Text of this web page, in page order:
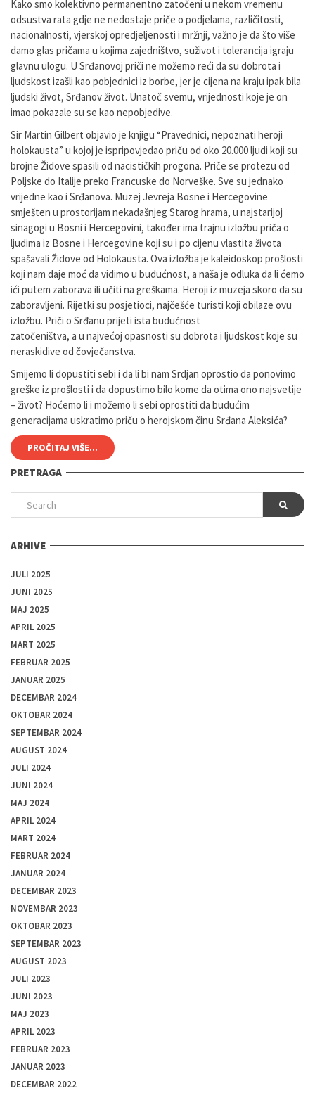
Kako smo kolektivno permanentno zatočeni u nekom vremenu
odsustva rata gdje ne nedostaje priče o podjelama, različitosti,
nacionalnosti, vjerskoj opredjeljenosti i mržnji, važno je da što više
damo glas pričama u kojima zajedništvo, suživot i tolerancija igraju
glavnu ulogu. U Srđanovoj priči ne možemo reći da su dobrota i
ljudskost izašli kao pobjednici iz borbe, jer je cijena na kraju ipak bila
ljudski život, Srđanov život. Unatoč svemu, vrijednosti koje je on
imao pokazale su se kao nepobjedive.
Sir Martin Gilbert objavio je knjigu “Pravednici, nepoznati heroji
holokausta” u kojoj je ispripovjedao priču od oko 20.000 ljudi koji su
brojne Židove spasili od nacističkih progona. Priče se protezu od
Poljske do Italije preko Francuske do Norveške. Sve su jednako
vrijedne kao i Srđanova. Muzej Jevreja Bosne i Hercegovine
smješten u prostorijam nekadašnjeg Starog hrama, u najstarijoj
sinagogi u Bosni i Hercegovini, također ima trajnu izložbu priča o
ljudima iz Bosne i Hercegovine koji su i po cijenu vlastita života
spašavali Židove od Holokausta. Ova izložba je kaleidoskop prošlosti
koji nam daje moć da vidimo u budućnost, a naša je odluka da li ćemo
ići putem zaborava ili učiti na greškama. Heroji iz muzeja skoro da su
zaboravljeni. Rijetki su posjetioci, najčešće turisti koji obilaze ovu
izložbu. Priči o Srđanu prijeti ista budućnost
zatočeništva, a u najvećoj opasnosti su dobrota i ljudskost koje su
neraskidive od čovječanstva.
Smijemo li dopustiti sebi i da li bi nam Srdjan oprostio da ponovimo
greške iz prošlosti i da dopustimo bilo kome da otima ono najsvetije
– život? Hoćemo li i možemo li sebi oprostiti da budućim
generacijama uskratimo priču o herojskom činu Srđana Aleksića?
PROČITAJ VIŠE...
PRETRAGA
ARHIVE
JULI 2025
JUNI 2025
MAJ 2025
APRIL 2025
MART 2025
FEBRUAR 2025
JANUAR 2025
DECEMBAR 2024
OKTOBAR 2024
SEPTEMBAR 2024
AUGUST 2024
JULI 2024
JUNI 2024
MAJ 2024
APRIL 2024
MART 2024
FEBRUAR 2024
JANUAR 2024
DECEMBAR 2023
NOVEMBAR 2023
OKTOBAR 2023
SEPTEMBAR 2023
AUGUST 2023
JULI 2023
JUNI 2023
MAJ 2023
APRIL 2023
FEBRUAR 2023
JANUAR 2023
DECEMBAR 2022